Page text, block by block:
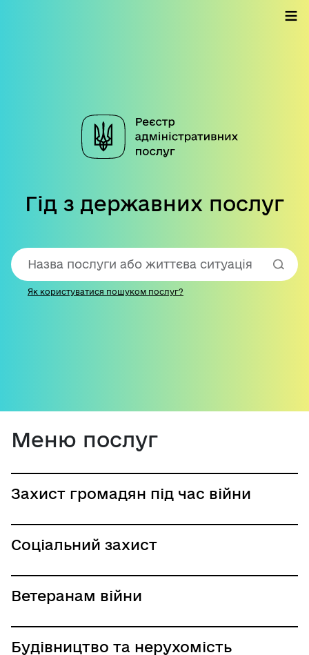
Гід з державних послуг
Як користуватися пошуком послуг?
Меню послуг
Захист громадян під час війни
Соціальний захист
Ветеранам війни
Будівництво та нерухомість